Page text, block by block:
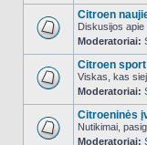
Citroen
Diskusijos apie
Moderatoriai:
Citroen sport
Viskas, kas
Moderatoriai:
Citroeninės
Nutikimai,
Moderatoriai: